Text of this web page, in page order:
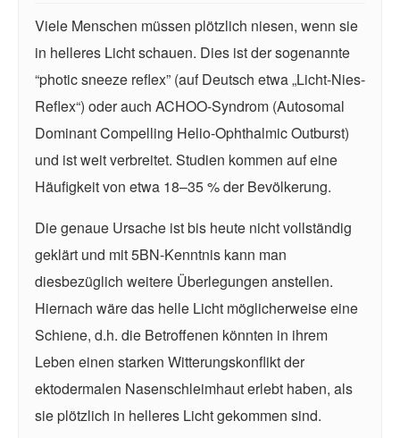
Viele Menschen müssen plötzlich niesen, wenn sie
in helleres Licht schauen. Dies ist der sogenannte
“photic sneeze reflex” (auf Deutsch etwa „Licht-Nies-
Reflex“) oder auch ACHOO-Syndrom (Autosomal
Dominant Compelling Helio-Ophthalmic Outburst)
und ist weit verbreitet. Studien kommen auf eine
Häufigkeit von etwa 18–35 % der Bevölkerung.
Die genaue Ursache ist bis heute nicht vollständig
geklärt und mit 5BN-Kenntnis kann man
diesbezüglich weitere Überlegungen anstellen.
Hiernach wäre das helle Licht möglicherweise eine
Schiene, d.h. die Betroffenen könnten in ihrem
Leben einen starken Witterungskonflikt der
ektodermalen Nasenschleimhaut erlebt haben, als
sie plötzlich in helleres Licht gekommen sind.